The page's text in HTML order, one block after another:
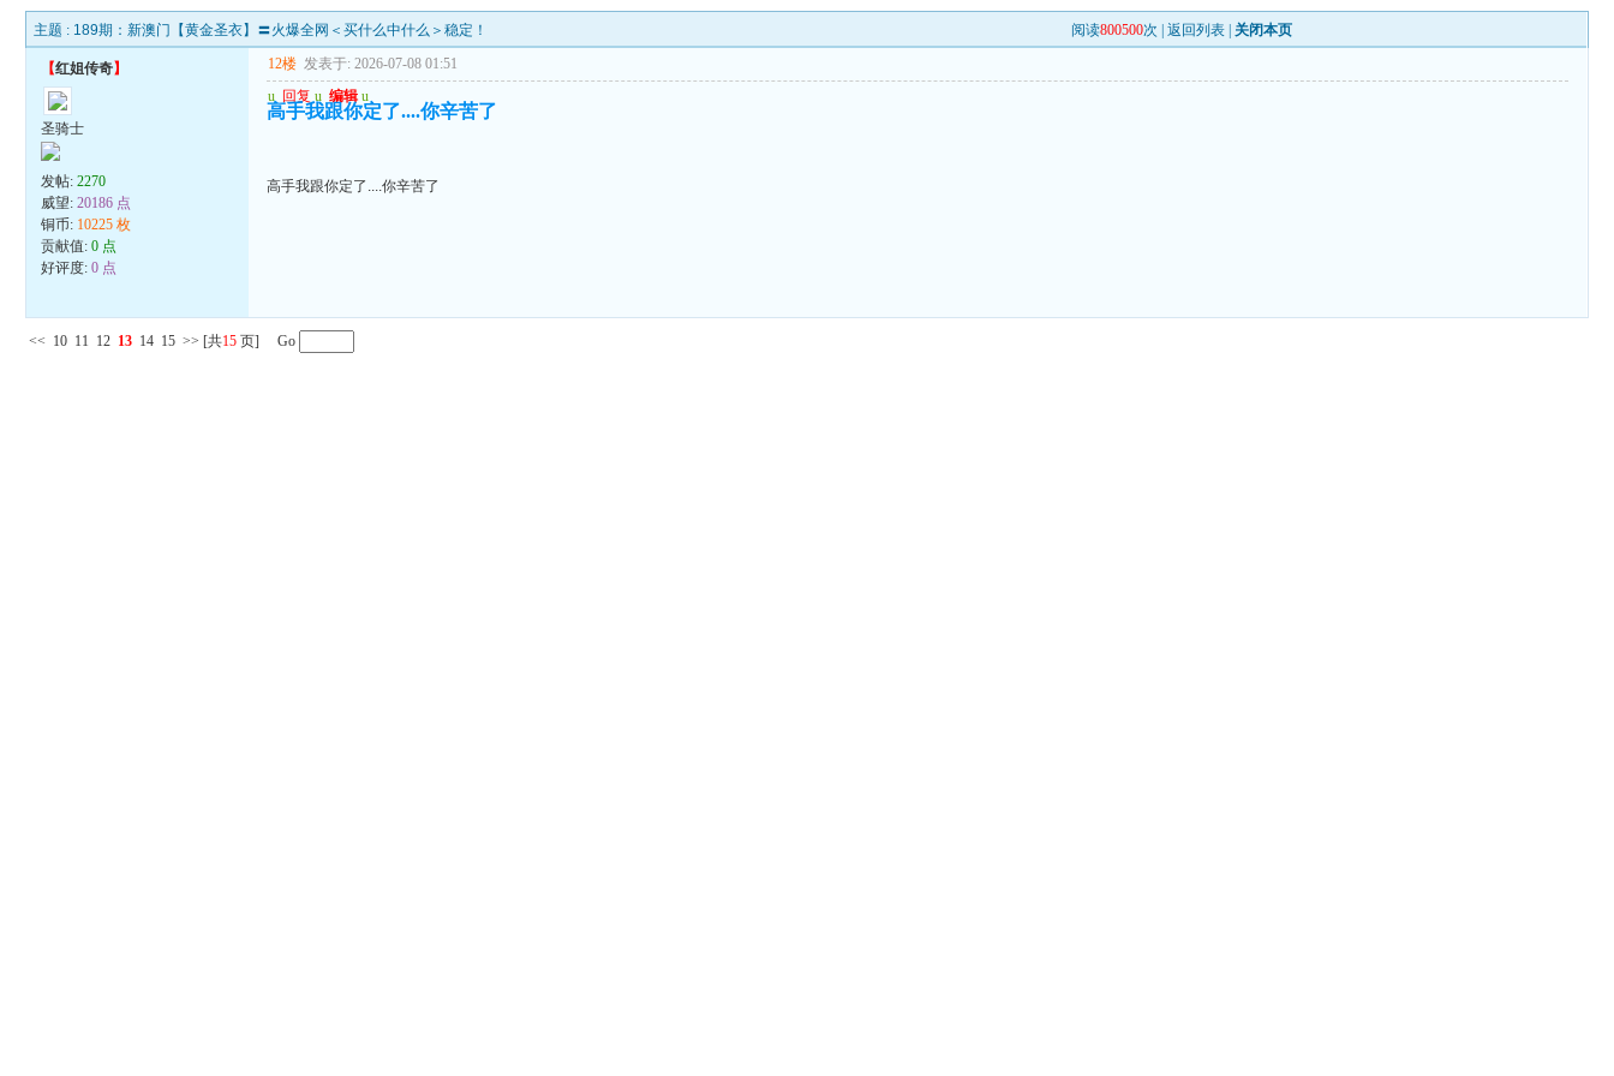
主题 : 189期：新澳门【黄金圣衣】〓火爆全网＜买什么中什么＞稳定！ 阅读800500次 |返回列表 关闭本页
【红姐传奇】
圣骑士
发帖:2270
威望:20186 点
铜币: 10225 枚
贡献值:0 点
好评度:0 点
12楼 发表于: 2026-07-08 01:51
u 回复 u 编辑 u
高手我跟你定了....你辛苦了
高手我跟你定了....你辛苦了
<< 10 11 12 13 14 15 >> [共15 页] Go